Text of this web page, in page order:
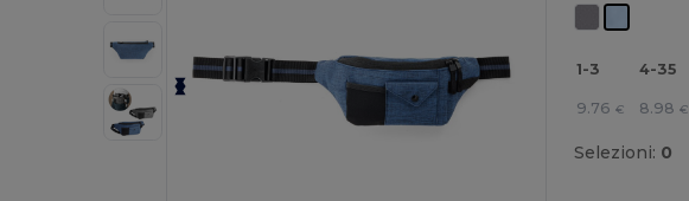
1-3 4-35
9.76 € 8.98 €
Selezioni: 0